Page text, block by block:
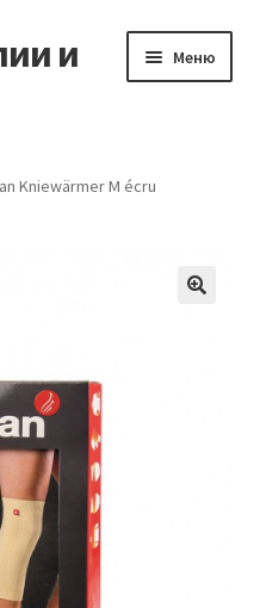
и
Меню
Kniewärmer M écru